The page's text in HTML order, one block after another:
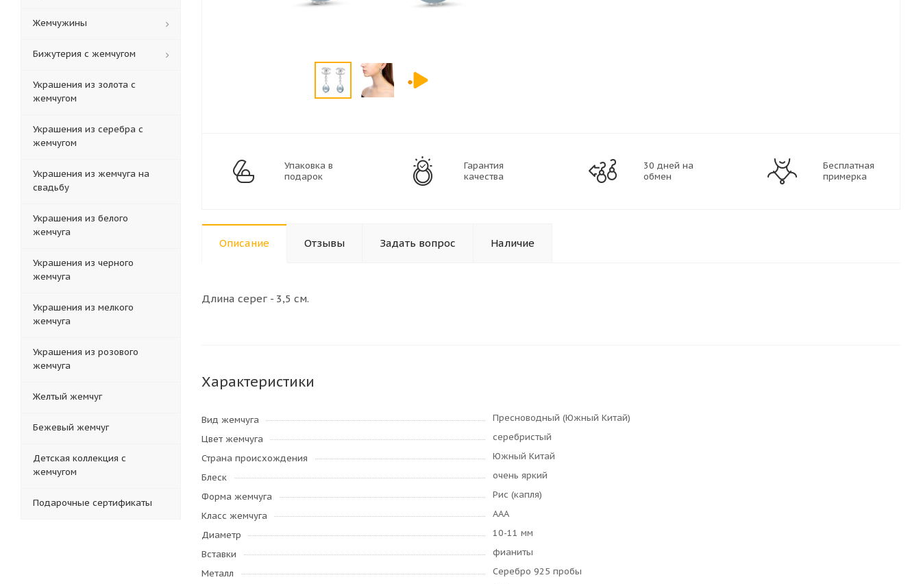
Упаковка в
подарок
Гарантия
качества
30 дней на
обмен
Бесплатная
примерка
Описание Отзывы Задать вопрос Наличие
Длина серег - 3,5 см.
Характеристики
Вид жемчуга
Пресноводный (Южный Китай)
Цвет жемчуга
серебристый
Страна происхождения
Южный Китай
Блеск
очень яркий
Форма жемчуга
Рис (капля)
Класс жемчуга
AAA
Диаметр
10-11 мм
Вставки
фианиты
Металл
Серебро 925 пробы
Жемчужины
Бижутерия с жемчугом
Украшения из золота с
жемчугом
Украшения из серебра с
жемчугом
Украшения из жемчуга на
свадьбу
Украшения из белого
жемчуга
Украшения из черного
жемчуга
Украшения из мелкого
жемчуга
Украшения из розового
жемчуга
Желтый жемчуг
Бежевый жемчуг
Детская коллекция с
жемчугом
Подарочные сертификаты